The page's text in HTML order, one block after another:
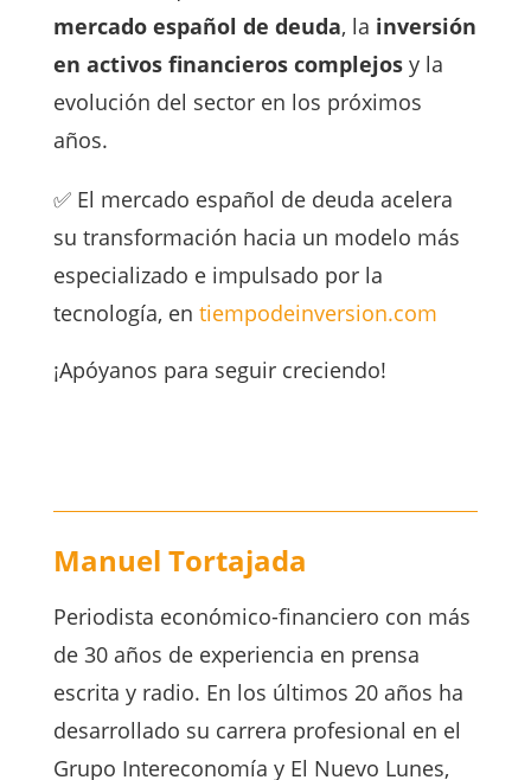
mercado español de deuda, la inversión
en activos financieros complejosy la
evolución del sector en los próximos
años.
✅ El mercado español de deuda acelera
su transformación hacia un modelo más
especializado e impulsado por la
tecnología, en tiempodeinversion.com
¡Apóyanos para seguir creciendo!
Manuel Tortajada
Periodista económico-financiero con más
de 30 años de experiencia en prensa
escrita y radio. En los últimos 20 años ha
desarrollado su carrera profesional en el
Grupo Intereconomía y El Nuevo Lunes,